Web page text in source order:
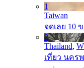
1
Taiwan
จดเลย 10
2
Thailand,
เที่ยว นคร